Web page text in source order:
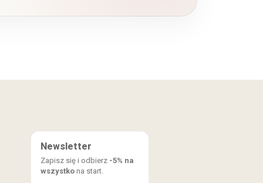
Newsletter
Zapisz się i odbierz -5% na
wszystkona start.